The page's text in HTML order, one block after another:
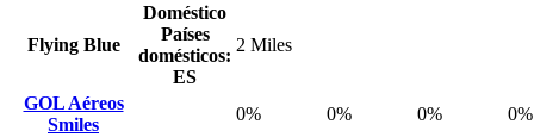
Flying Blue
Doméstico
Países
domésticos:
ES
2 Miles
GOL Aéreos
Smiles
0% 0% 0%
0%